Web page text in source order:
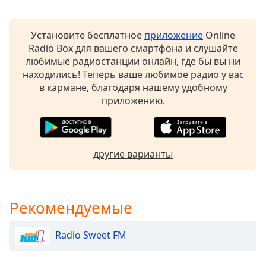
Opacity
Caption
Background
Font
Text
Style
Установите бесплатное приложение Online
Radio Box для вашего смартфона и слушайте
любимые радиостанции онлайн, где бы вы ни
находились! Теперь ваше любимое радио у вас
в кармане, благодаря нашему удобному
приложению.
другие варианты
Рекомендуемые
Radio Sweet FM